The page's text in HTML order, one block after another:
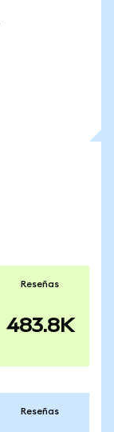
Reseñas
483.8K
Reseñas